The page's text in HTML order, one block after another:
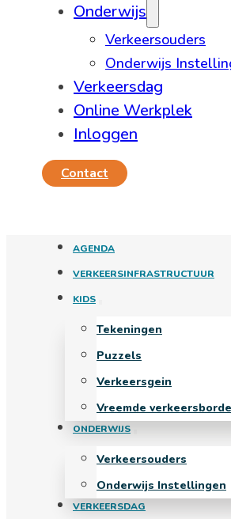
Onderwijs
Verkeersouders
Onderwijs
Verkeersdag
Online Werkplek
Inloggen
Contact
AGENDA
VERKEERSINFRASTRUCTUUR
KIDS
Tekeningen
Puzzels
Verkeersgein
Vreemde
ONDERWIJS
Verkeersouders
Onderwijs Instellingen
VERKEERSDAG